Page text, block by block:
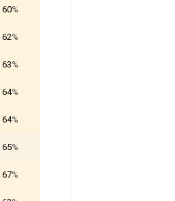
60%
62%
63%
64%
64%
65%
67%